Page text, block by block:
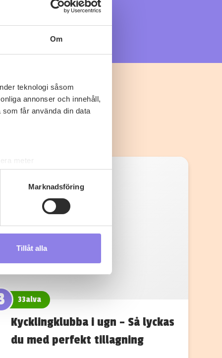
Om
teknologi såsom
annonser och innehåll,
får använda din data
. Du kan ändra
tjänster.
Marknadsföring
Tillåt alla
33alva
Kycklingklubba i ugn – Så lyckas
du med perfekt tillagning